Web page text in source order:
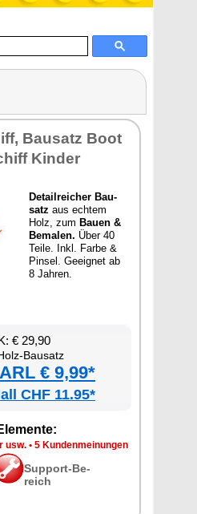
Bau­satz Boot
Kin­der
De­tail­rei­cher Bau­
satz aus ech­tem
Holz, zum Bau­en &
Be­ma­len. Über 40
Tei­le. Inkl. Far­be &
Pin­sel. Ge­eig­net ab
8 Jah­ren.
€ 29,90
Bau­satz
€ 9,99*
CHF 11.95*
usw. • 5 Kun­den­mei­nun­gen
Sup­port-Be­
reich